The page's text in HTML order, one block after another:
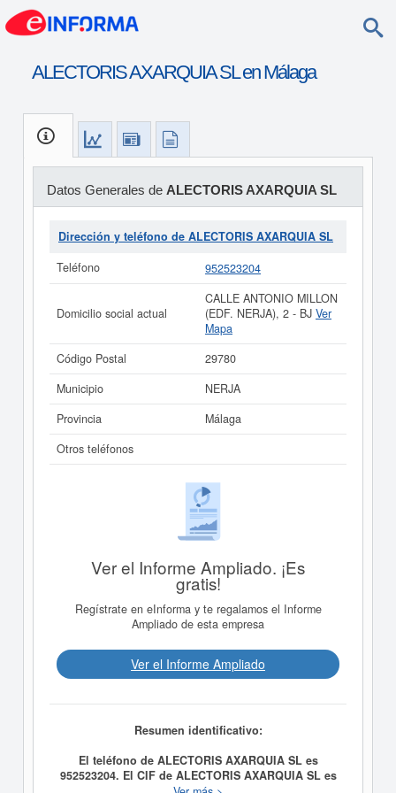
ALECTORIS AXARQUIA SL en Málaga
Datos Generales de ALECTORIS AXARQUIA SL
Dirección y teléfono de ALECTORIS AXARQUIA SL
Teléfono
952523204
Domicilio social actual
CALLE ANTONIO MILLON
(EDF. NERJA), 2 - BJ Ver
Mapa
Código Postal
29780
Municipio
NERJA
Provincia
Málaga
Otros teléfonos
Ver el Informe Ampliado. ¡Es
gratis!
Regístrate en eInforma y te regalamos el Informe
Ampliado de esta empresa
Ver el Informe Ampliado
Resumen identificativo:
El teléfono de ALECTORIS AXARQUIA SL es
952523204. El CIF de ALECTORIS AXARQUIA SL es